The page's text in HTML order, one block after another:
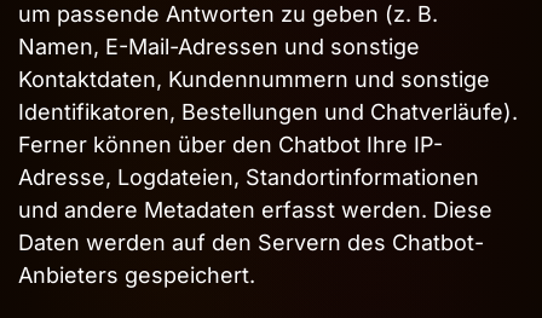
um passende Antworten zu geben (z. B.
Namen, E-Mail-Adressen und sonstige
Kontaktdaten, Kundennummern und sonstige
Identifikatoren, Bestellungen und Chatverläufe).
Ferner können über den Chatbot Ihre IP-
Adresse, Logdateien, Standortinformationen
und andere Metadaten erfasst werden. Diese
Daten werden auf den Servern des Chatbot-
Anbieters gespeichert.